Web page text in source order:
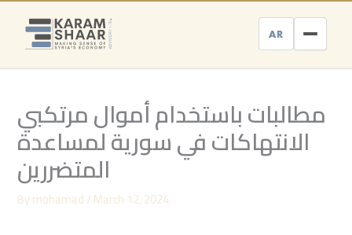
Skip
content
AR
مطالبات باستخدام أموال مرتكبي
الانتهاكات في سورية لمساعدة
المتضررين
Bymohamad/March 12, 2024